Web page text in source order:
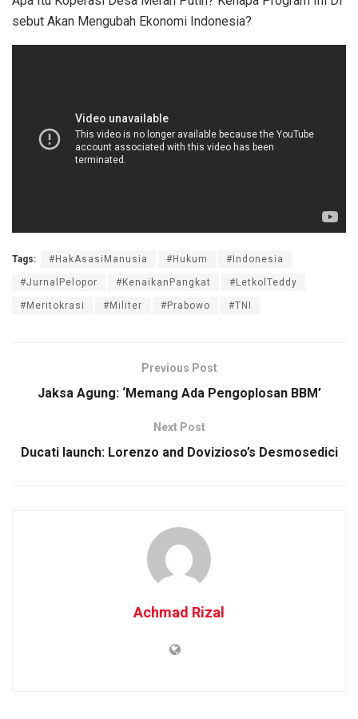
sebut Akan Mengubah Ekonomi Indonesia?
Tags: #HakAsasiManusia #Hukum #Indonesia
#JurnalPelopor #KenaikanPangkat #LetkolTeddy
#Meritokrasi #Militer #Prabowo #TNI
Previous Post
Jaksa Agung: ‘Memang Ada Pengoplosan BBM’
Next Post
Ducati launch: Lorenzo and Dovizioso’s Desmosedici
Achmad Rizal